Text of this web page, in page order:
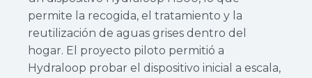
permite la recogida, el tratamiento y la
reutilización de aguas grises dentro del
hogar. El proyecto piloto permitió a
Hydraloop probar el dispositivo inicial a escala,